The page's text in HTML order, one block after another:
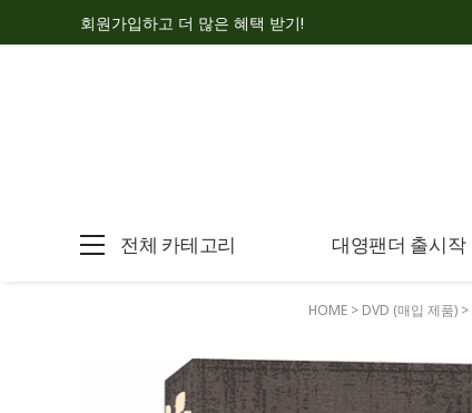
회원가입하고 더 많은 혜택 받기!
전체 카테고리 대영팬더 출시작
HOME > DVD (매입 제품) >